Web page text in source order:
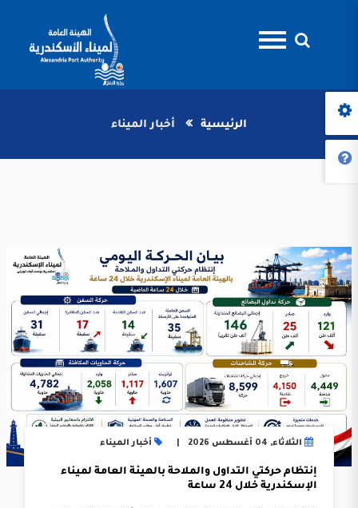
الرئيسية أخبار الميناء
الثلاثاء, 04 أغسطس 2026 أخبار الميناء
إنتظام حركتي التداول والملاحة بالهيئة العامة لميناء
الإسكندرية خلال 24 ساعة